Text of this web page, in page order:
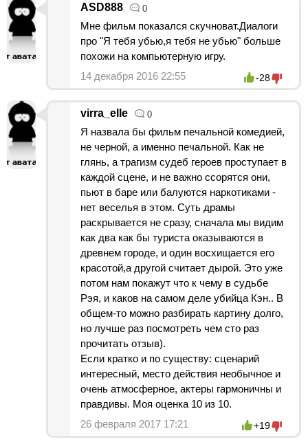
ASD888 0
Мне фильм показался скучноват.Диалоги
про "Я тебя убью,я тебя не убью" больше
похожи на компьютерную игру.
14 декабря 2016 22:55
-28
virra_elle 0
Я назвала бы фильм печальной комедией,
не черной, а именно печальной. Как не
глянь, а трагизм судеб героев проступает в
каждой сцене, и не важно ссорятся они,
пьют в баре или балуются наркотиками -
нет веселья в этом. Суть драмы
раскрывается не сразу, сначала мы видим
как два как бы туриста оказываются в
древнем городе, и один восхищается его
красотой,а другой считает дырой. Это уже
потом нам покажут что к чему в судьбе
Рэя, и каков на самом деле убийца Кэн.. В
общем-то можно разбирать картину долго,
но лучше раз посмотреть чем сто раз
прочитать отзыв).
Если кратко и по существу: сценарий
интересный, место действия необычное и
очень атмосферное, актеры гармоничны и
правдивы. Моя оценка 10 из 10.
26 февраля 2017 17:21
+19